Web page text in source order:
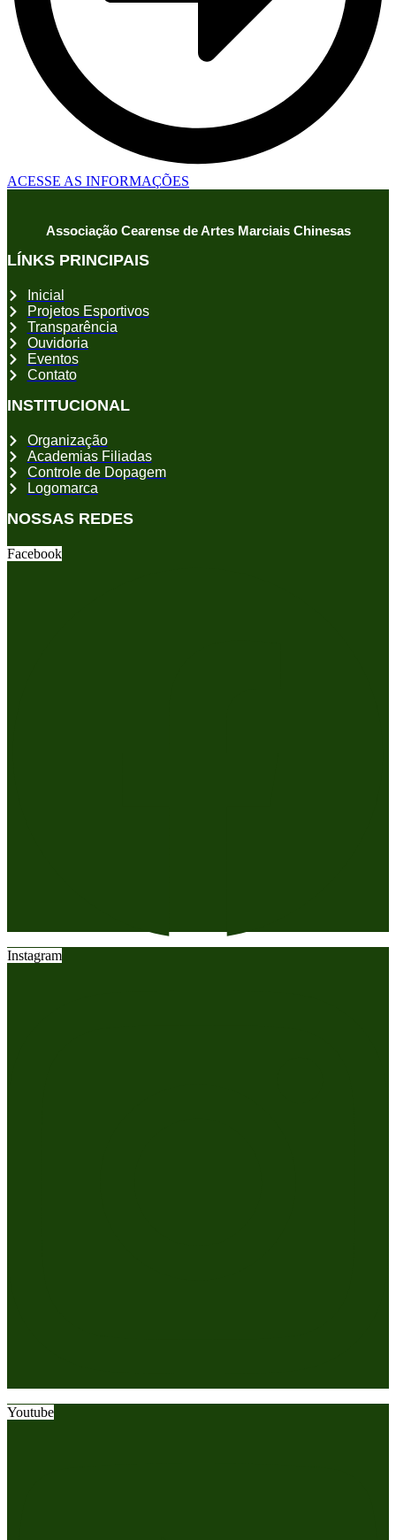
ACESSE AS INFORMAÇÕES
Associação Cearense de Artes Marciais Chinesas
LÍNKS PRINCIPAIS
Inicial
Projetos Esportivos
Transparência
Ouvidoria
Eventos
Contato
INSTITUCIONAL
Organização
Academias Filiadas
Controle de Dopagem
Logomarca
NOSSAS REDES
Facebook
Instagram
Youtube